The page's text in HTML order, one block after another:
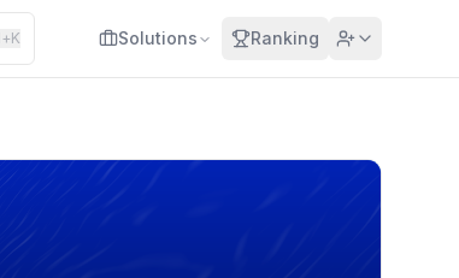
Solutions Ranking
Request Quote Simulate Savings